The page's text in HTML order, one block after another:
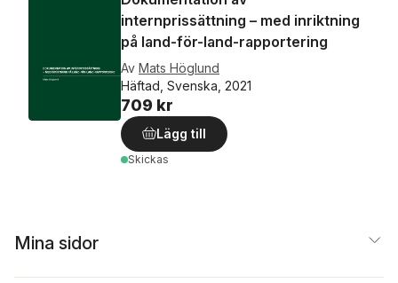
internprissättning – med inriktning
på land-för-land-rapportering
Av Mats Höglund
Häftad, Svenska, 2021
709 kr
Lägg till
Skickas
Mina sidor